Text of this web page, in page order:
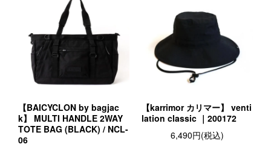
【BAICYCLON by bagjac
k】 MULTI HANDLE 2WAY
TOTE BAG (BLACK) / NCL-
06
【karrimor カリマー】 venti
lation classic ｜200172
6,490円(税込)